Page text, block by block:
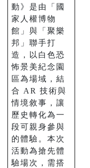
動》是由「國
家人權博物
館」與「聚樂
邦」聯手打
造，以白色恐
怖景美紀念園
區為場域，結
合 AR 技術與
情境敘事，讓
歷史轉化為一
段可親身參與
的體驗。本次
活動為搶先體
驗場次，需搭